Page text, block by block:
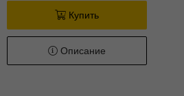
Купить
Описание